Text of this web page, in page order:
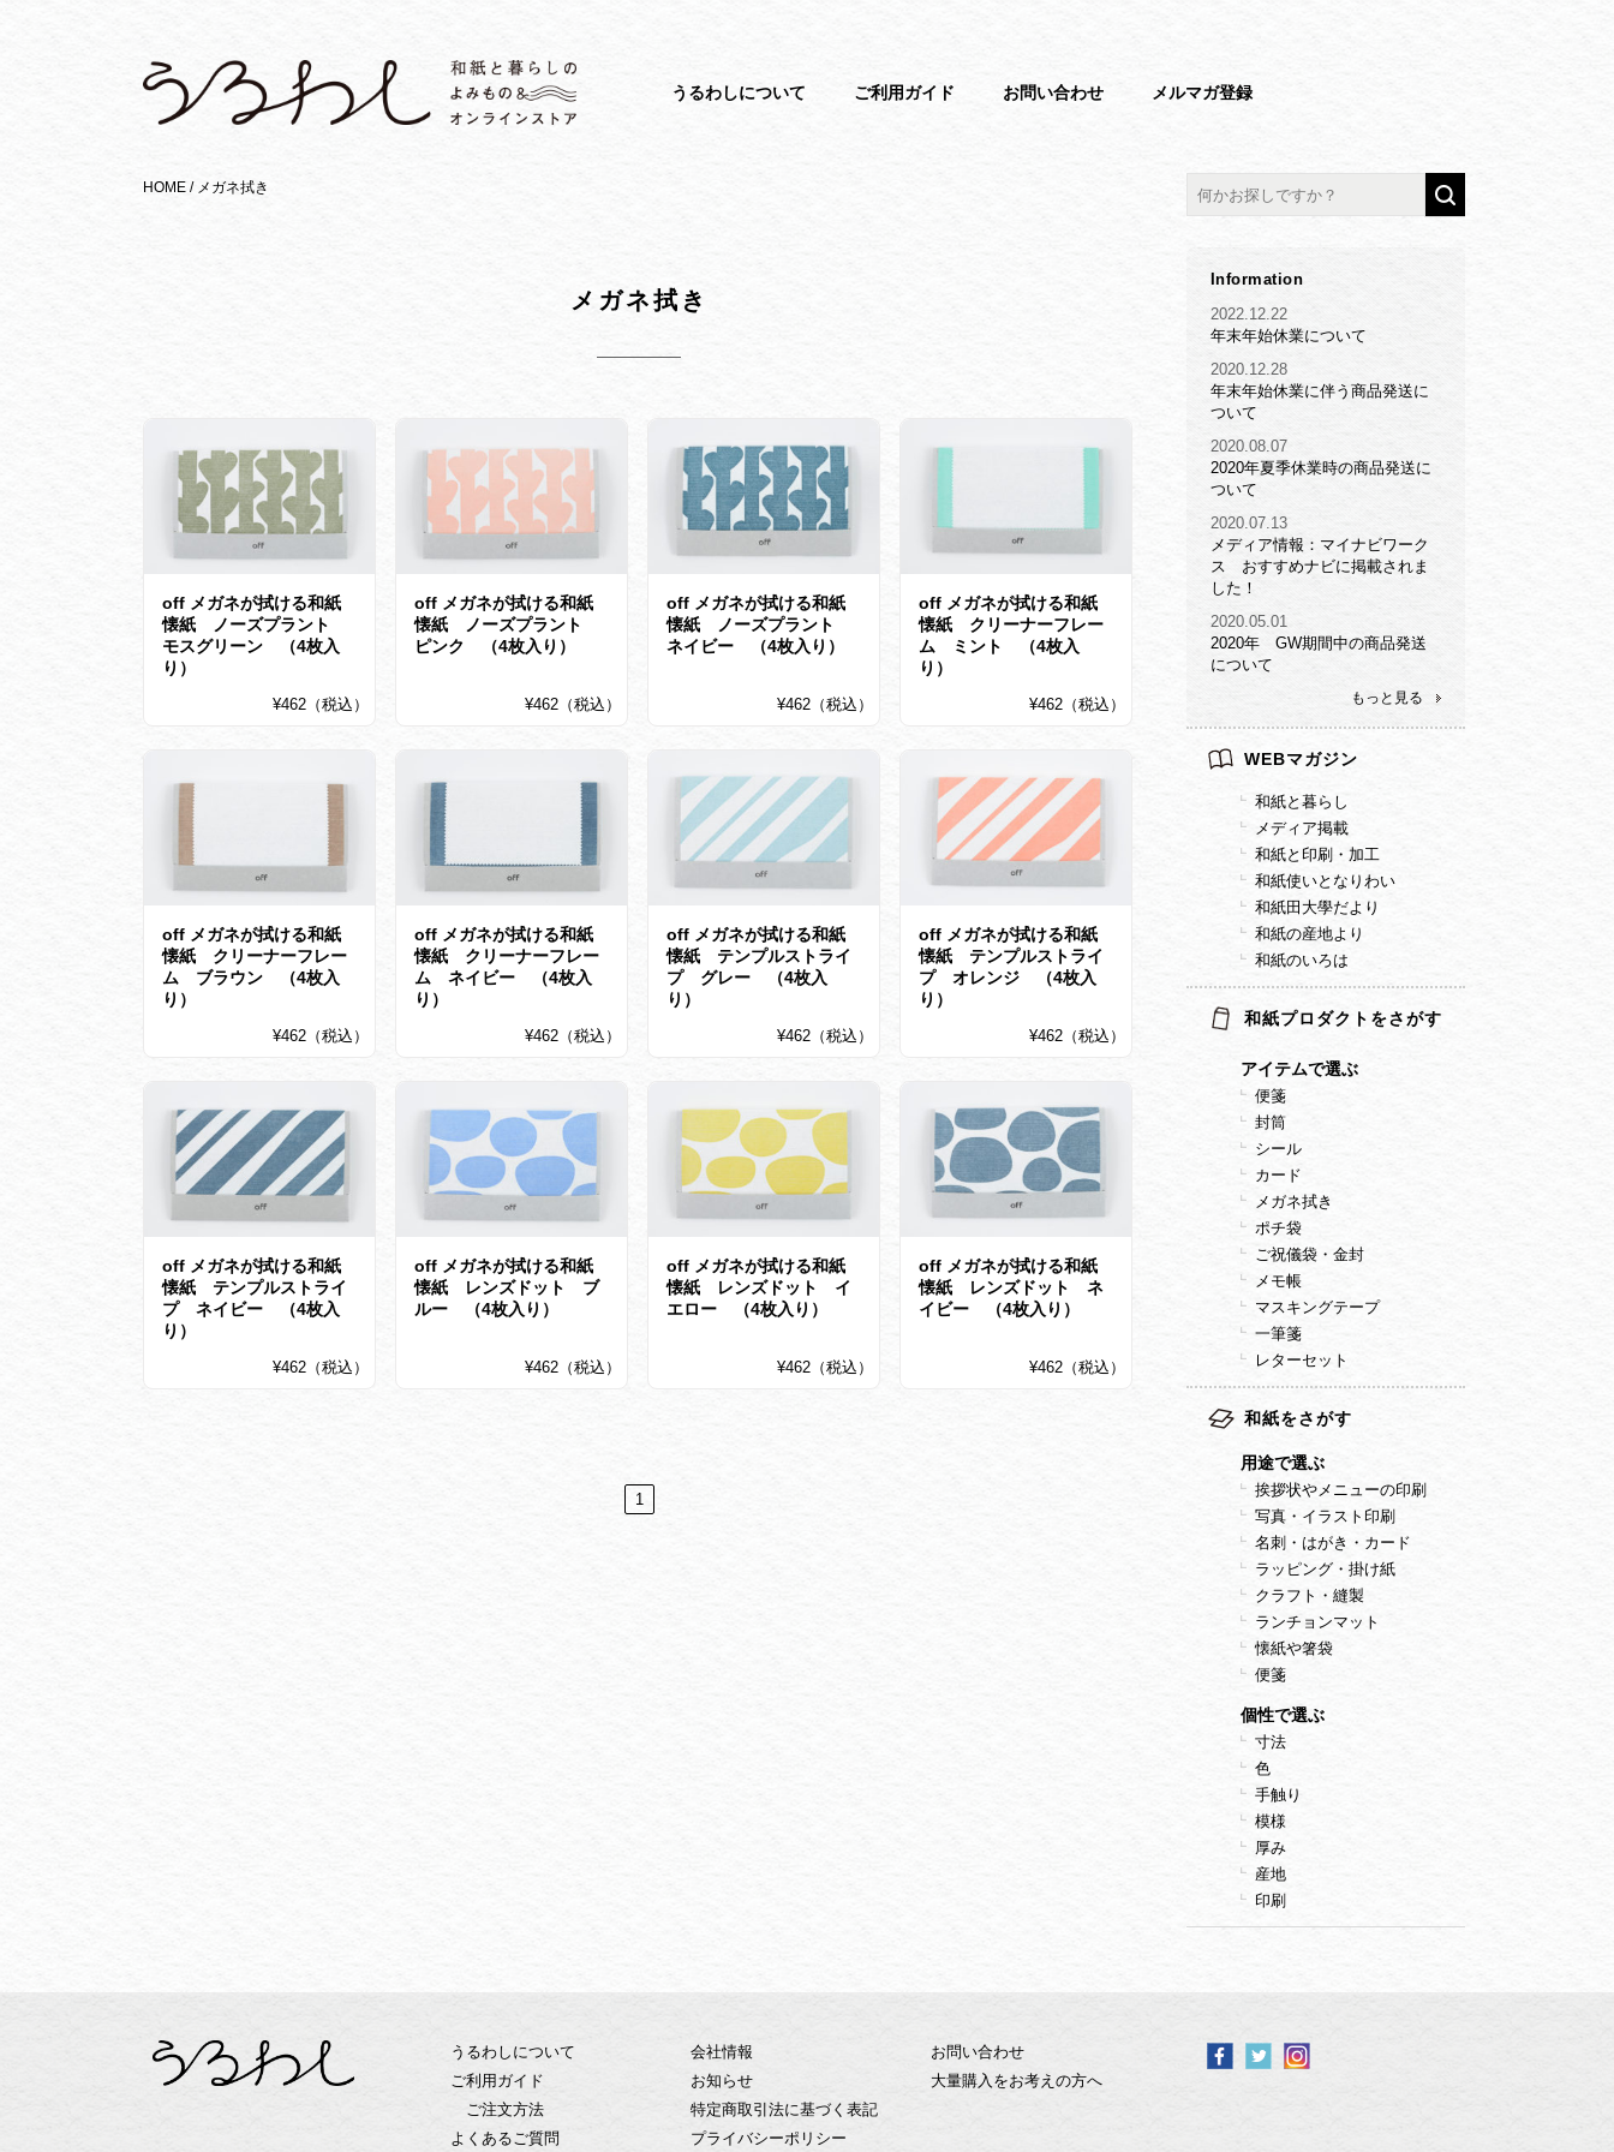
うるわしについて ご利用ガイド お問い合わせ メルマガ登録
HOME / メガネ拭き
メガネ拭き
off メガネが拭ける和紙
懐紙 ノーズプラント
モスグリーン （4枚入
り）
¥462（税込）
off メガネが拭ける和紙
懐紙 ノーズプラント
ピンク （4枚入り）
¥462（税込）
off メガネが拭ける和紙
懐紙 ノーズプラント
ネイビー （4枚入り）
¥462（税込）
off メガネが拭ける和紙
懐紙 クリーナーフレー
ム ミント （4枚入
り）
¥462（税込）
off メガネが拭ける和紙
懐紙 クリーナーフレー
ム ブラウン （4枚入
り）
¥462（税込）
off メガネが拭ける和紙
懐紙 クリーナーフレー
ム ネイビー （4枚入
り）
¥462（税込）
off メガネが拭ける和紙
懐紙 テンプルストライ
プ グレー （4枚入
り）
¥462（税込）
off メガネが拭ける和紙
懐紙 テンプルストライ
プ オレンジ （4枚入
り）
¥462（税込）
off メガネが拭ける和紙
懐紙 テンプルストライ
プ ネイビー （4枚入
り）
¥462（税込）
off メガネが拭ける和紙
懐紙 レンズドット ブ
ルー （4枚入り）
¥462（税込）
off メガネが拭ける和紙
懐紙 レンズドット イ
エロー （4枚入り）
¥462（税込）
off メガネが拭ける和紙
懐紙 レンズドット ネ
イビー （4枚入り）
¥462（税込）
1
Information
2022.12.22
年末年始休業について
2020.12.28
年末年始休業に伴う商品発送に
ついて
2020.08.07
2020年夏季休業時の商品発送に
ついて
2020.07.13
メディア情報：マイナビワーク
ス おすすめナビに掲載されま
した！
2020.05.01
2020年 GW期間中の商品発送
について
もっと見る
WEBマガジン
和紙と暮らし
メディア掲載
和紙と印刷・加工
和紙使いとなりわい
和紙田大學だより
和紙の産地より
和紙のいろは
和紙プロダクトをさがす
アイテムで選ぶ
便箋
封筒
シール
カード
メガネ拭き
ポチ袋
ご祝儀袋・金封
メモ帳
マスキングテープ
一筆箋
レターセット
和紙をさがす
用途で選ぶ
挨拶状やメニューの印刷
写真・イラスト印刷
名刺・はがき・カード
ラッピング・掛け紙
クラフト・縫製
ランチョンマット
懐紙や箸袋
便箋
個性で選ぶ
寸法
色
手触り
模様
厚み
産地
印刷
うるわしについて
ご利用ガイド
ご注文方法
よくあるご質問
会社情報
お知らせ
特定商取引法に基づく表記
プライバシーポリシー
お問い合わせ
大量購入をお考えの方へ